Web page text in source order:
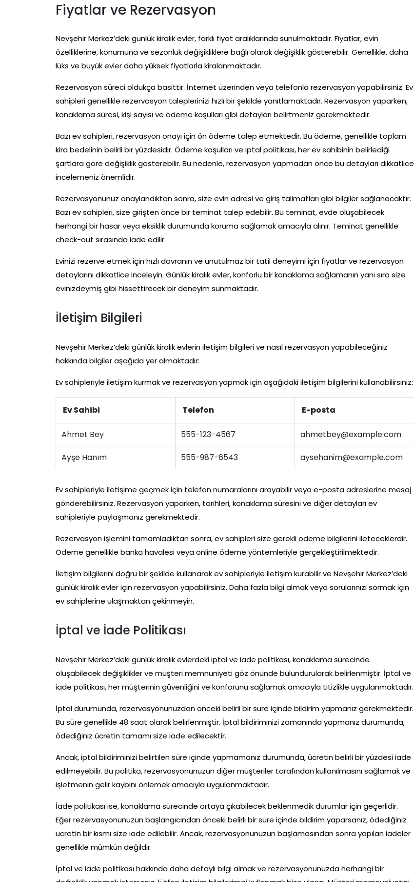
Fiyatlar ve Rezervasyon
Nevşehir Merkez’deki günlük kiralık evler, farklı fiyat aralıklarında sunulmaktadır. Fiyatlar, evin
özelliklerine, konumuna ve sezonluk değişikliklere bağlı olarak değişiklik gösterebilir. Genellikle, daha
lüks ve büyük evler daha yüksek fiyatlarla kiralanmaktadır.
Rezervasyon süreci oldukça basittir. İnternet üzerinden veya telefonla rezervasyon yapabilirsiniz. Ev
sahipleri genellikle rezervasyon taleplerinizi hızlı bir şekilde yanıtlamaktadır. Rezervasyon yaparken,
konaklama süresi, kişi sayısı ve ödeme koşulları gibi detayları belirtmeniz gerekmektedir.
Bazı ev sahipleri, rezervasyon onayı için ön ödeme talep etmektedir. Bu ödeme, genellikle toplam
kira bedelinin belirli bir yüzdesidir. Ödeme koşulları ve iptal politikası, her ev sahibinin belirlediği
şartlara göre değişiklik gösterebilir. Bu nedenle, rezervasyon yapmadan önce bu detayları dikkatlice
incelemeniz önemlidir.
Rezervasyonunuz onaylandıktan sonra, size evin adresi ve giriş talimatları gibi bilgiler sağlanacaktır.
Bazı ev sahipleri, size girişten önce bir teminat talep edebilir. Bu teminat, evde oluşabilecek
herhangi bir hasar veya eksiklik durumunda koruma sağlamak amacıyla alınır. Teminat genellikle
check-out sırasında iade edilir.
Evinizi rezerve etmek için hızlı davranın ve unutulmaz bir tatil deneyimi için fiyatlar ve rezervasyon
detaylarını dikkatlice inceleyin. Günlük kiralık evler, konforlu bir konaklama sağlamanın yanı sıra size
evinizdeymiş gibi hissettirecek bir deneyim sunmaktadır.
İletişim Bilgileri
Nevşehir Merkez’deki günlük kiralık evlerin iletişim bilgileri ve nasıl rezervasyon yapabileceğiniz
hakkında bilgiler aşağıda yer almaktadır:
Ev sahipleriyle iletişim kurmak ve rezervasyon yapmak için aşağıdaki iletişim bilgilerini kullanabilirsiniz:
Ev Sahibi Telefon E-posta
Ahmet Bey 555-123-4567 ahmetbey@example.com
Ayşe Hanım 555-987-6543 aysehanim@example.com
Ev sahipleriyle iletişime geçmek için telefon numaralarını arayabilir veya e-posta adreslerine mesaj
gönderebilirsiniz. Rezervasyon yaparken, tarihleri, konaklama süresini ve diğer detayları ev
sahipleriyle paylaşmanız gerekmektedir.
Rezervasyon işlemini tamamladıktan sonra, ev sahipleri size gerekli ödeme bilgilerini ileteceklerdir.
Ödeme genellikle banka havalesi veya online ödeme yöntemleriyle gerçekleştirilmektedir.
İletişim bilgilerini doğru bir şekilde kullanarak ev sahipleriyle iletişim kurabilir ve Nevşehir Merkez’deki
günlük kiralık evler için rezervasyon yapabilirsiniz. Daha fazla bilgi almak veya sorularınızı sormak için
ev sahiplerine ulaşmaktan çekinmeyin.
İptal ve İade Politikası
Nevşehir Merkez’deki günlük kiralık evlerdeki iptal ve iade politikası, konaklama sürecinde
oluşabilecek değişiklikler ve müşteri memnuniyeti göz önünde bulundurularak belirlenmiştir. İptal ve
iade politikası, her müşterinin güvenliğini ve konforunu sağlamak amacıyla titizlikle uygulanmaktadır.
İptal durumunda, rezervasyonunuzdan önceki belirli bir süre içinde bildirim yapmanız gerekmektedir.
Bu süre genellikle 48 saat olarak belirlenmiştir. İptal bildiriminizi zamanında yapmanız durumunda,
ödediğiniz ücretin tamamı size iade edilecektir.
Ancak, iptal bildiriminizi belirtilen süre içinde yapmamanız durumunda, ücretin belirli bir yüzdesi iade
edilmeyebilir. Bu politika, rezervasyonunuzun diğer müşteriler tarafından kullanılmasını sağlamak ve
işletmenin gelir kaybını önlemek amacıyla uygulanmaktadır.
İade politikası ise, konaklama sürecinde ortaya çıkabilecek beklenmedik durumlar için geçerlidir.
Eğer rezervasyonunuzun başlangıcından önceki belirli bir süre içinde bildirim yaparsanız, ödediğiniz
ücretin bir kısmı size iade edilebilir. Ancak, rezervasyonunuzun başlamasından sonra yapılan iadeler
genellikle mümkün değildir.
İptal ve iade politikası hakkında daha detaylı bilgi almak ve rezervasyonunuzda herhangi bir